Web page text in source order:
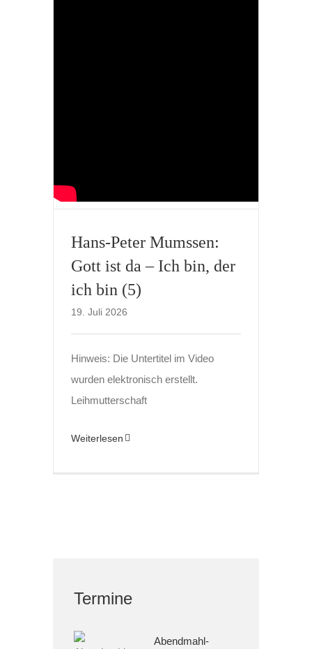
Hans-Peter Mumssen:
Gott ist da – Ich bin, der
ich bin (5)
19. Juli 2026
Hinweis: Die Untertitel im Video
wurden elektronisch erstellt.
Leihmutterschaft
Weiterlesen
Termine
Abendmahl-